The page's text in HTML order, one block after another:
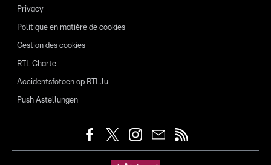
Privacy
Politique en matière de cookies
Gestion des cookies
RTL Charte
Accidentsfotoen op RTL.lu
Push Astellungen